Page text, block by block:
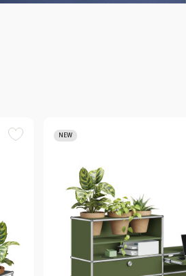
NEW